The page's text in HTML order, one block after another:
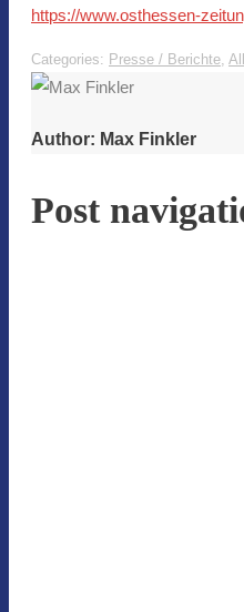
https://www.osthessen-
Categories: Presse / Berichte,
Author: Max Finkler
Post